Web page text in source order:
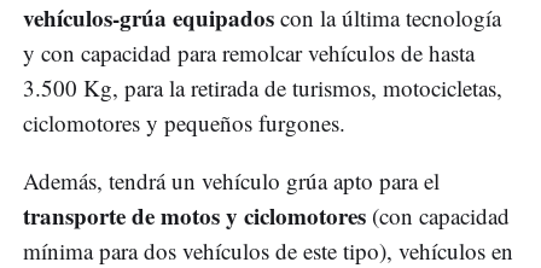
vehículos-grúa equipados con la última tecnología
y con capacidad para remolcar vehículos de hasta
3.500 Kg, para la retirada de turismos, motocicletas,
ciclomotores y pequeños furgones.
Además, tendrá un vehículo grúa apto para el
transporte de motos y ciclomotores (con capacidad
mínima para dos vehículos de este tipo), vehículos en